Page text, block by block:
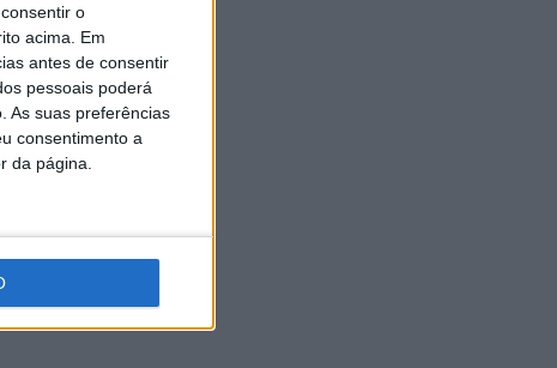
o
acima. Em
antes de consentir
pessoais poderá
As suas preferências
consentimento a
da página.